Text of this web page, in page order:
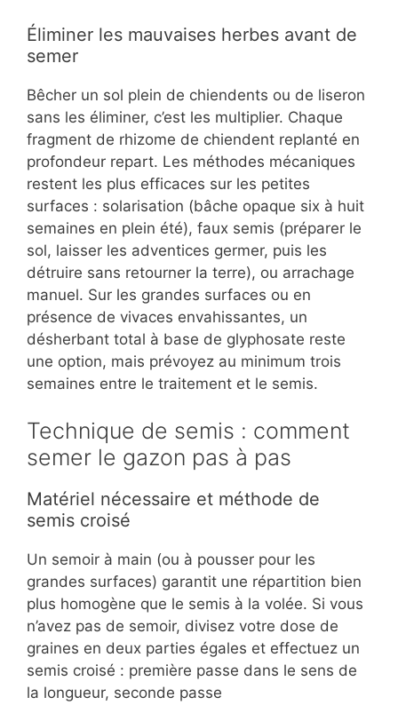
Éliminer les mauvaises herbes avant de
semer
Bêcher un sol plein de chiendents ou de liseron
sans les éliminer, c’est les multiplier. Chaque
fragment de rhizome de chiendent replanté en
profondeur repart. Les méthodes mécaniques
restent les plus efficaces sur les petites
surfaces : solarisation (bâche opaque six à huit
semaines en plein été), faux semis (préparer le
sol, laisser les adventices germer, puis les
détruire sans retourner la terre), ou arrachage
manuel. Sur les grandes surfaces ou en
présence de vivaces envahissantes, un
désherbant total à base de glyphosate reste
une option, mais prévoyez au minimum trois
semaines entre le traitement et le semis.
Technique de semis : comment
semer le gazon pas à pas
Matériel nécessaire et méthode de
semis croisé
Un semoir à main (ou à pousser pour les
grandes surfaces) garantit une répartition bien
plus homogène que le semis à la volée. Si vous
n’avez pas de semoir, divisez votre dose de
graines en deux parties égales et effectuez un
semis croisé : première passe dans le sens de
la longueur, seconde passe